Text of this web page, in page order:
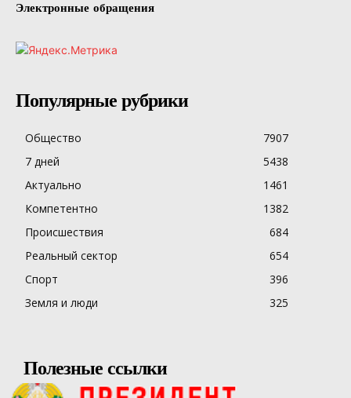
Электронные обращения
Популярные рубрики
Общество
7907
7 дней
5438
Актуально
1461
Компетентно
1382
Происшествия
684
Реальный сектор
654
Спорт
396
Земля и люди
325
Полезные ссылки